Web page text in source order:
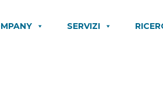
SERVIZI